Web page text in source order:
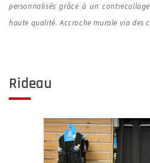
personnalisés grâce à un
haute qualité. Accroche murale via des
Rideau